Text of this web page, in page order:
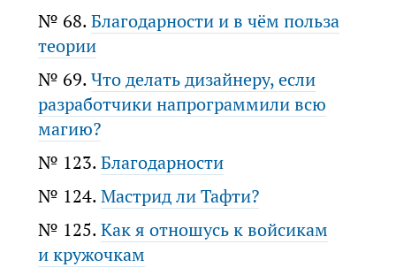
№ 68.Благодарности и в чём польза
теории
№ 69.Что делать дизайнеру, если
разработчики напрограммили всю
магию?
№ 123.Благодарности
№ 124.Мастрид ли Тафти?
№ 125.Как я отношусь к войсикам
и кружочкам